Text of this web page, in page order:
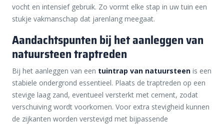
vocht en intensief gebruik. Zo vormt elke stap in uw tuin een
stukje vakmanschap dat jarenlang meegaat.
Aandachtspunten bij het aanleggen van
natuursteen traptreden
Bij het aanleggen van een tuintrap van natuursteen is een
stabiele ondergrond essentieel. Plaats de traptreden op een
stevige laag zand, eventueel versterkt met cement, zodat
verschuiving wordt voorkomen. Voor extra stevigheid kunnen
de zijkanten worden verstevigd met bijpassende